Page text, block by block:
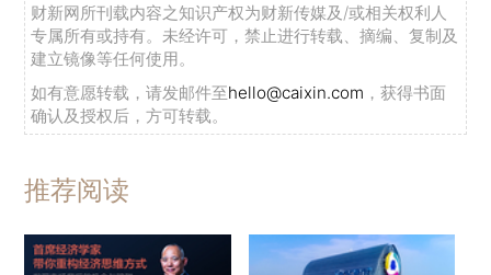
财新网所刊载内容之知识产权为财新传媒及/或相关权利人
专属所有或持有。未经许可，禁止进行转载、摘编、复制及
建立镜像等任何使用。
如有意愿转载，请发邮件至hello@caixin.com ，获得书面
确认及授权后，方可转载。
推荐阅读